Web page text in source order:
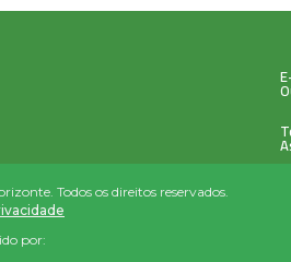
Todos os direitos reservados.
por: